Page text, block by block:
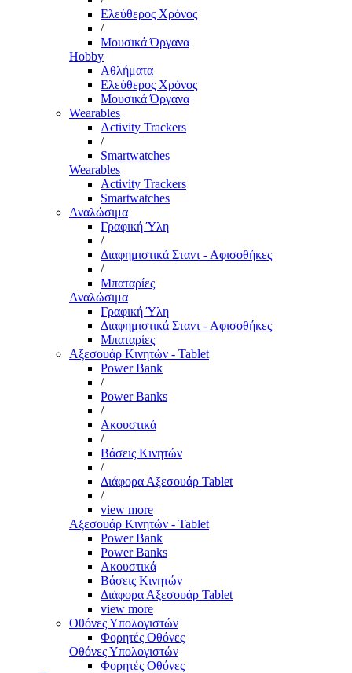
Ελεύθερος Χρόνος
/
Μουσικά Όργανα
Hobby
Αθλήματα
Ελεύθερος Χρόνος
Μουσικά Όργανα
Wearables
Activity Trackers
/
Smartwatches
Wearables
Activity Trackers
Smartwatches
Αναλώσιμα
Γραφική Ύλη
/
Διαφημιστικά Σταντ - Αφισοθήκες
/
Μπαταρίες
Αναλώσιμα
Γραφική Ύλη
Διαφημιστικά Σταντ - Αφισοθήκες
Μπαταρίες
Αξεσουάρ Κινητών - Tablet
Power Bank
/
Power Banks
/
Ακουστικά
/
Βάσεις Κινητών
/
Διάφορα Αξεσουάρ Tablet
/
view more
Αξεσουάρ Κινητών - Tablet
Power Bank
Power Banks
Ακουστικά
Βάσεις Κινητών
Διάφορα Αξεσουάρ Tablet
view more
Οθόνες Υπολογιστών
Φορητές Οθόνες
Οθόνες Υπολογιστών
Φορητές Οθόνες